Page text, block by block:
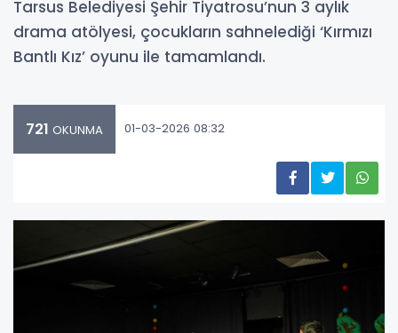
Tarsus Belediyesi Şehir Tiyatrosu’nun 3 aylık
drama atölyesi, çocukların sahnelediği ‘Kırmızı
Bantlı Kız’ oyunu ile tamamlandı.
721 OKUNMA 01-03-2026 08:32